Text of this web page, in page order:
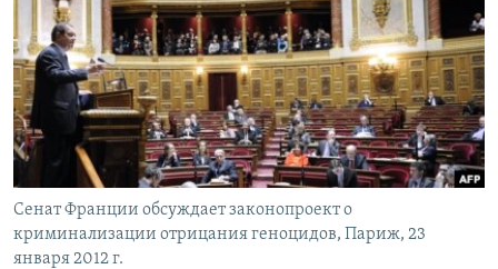
АРХИВ
Հայերեն
English
Русский
Все сайты Радио Азатутюн
Сенат Франции обсуждает законопроект о
криминализации отрицания геноцидов, Париж, 23
января 2012 г.